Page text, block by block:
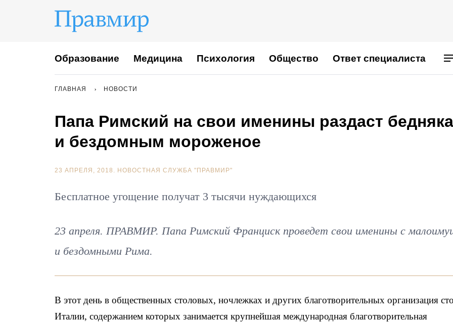
Образование Медицина Психология Общество Ответ специалиста
ГЛАВНАЯ НОВОСТИ
Папа Римский на свои именины раздаст
и бездомным мороженое
23 АПРЕЛЯ, 2018. НОВОСТНАЯ СЛУЖБА "ПРАВМИР"
Бесплатное угощение получат 3 тысячи нуждающихся
23 апреля. ПРАВМИР. Папа Римский Франциск проведет свои именины с
и бездомными Рима.
В этот день в общественных столовых, ночлежках и других благотворительных организация
Италии, содержанием которых занимается крупнейшая международная благотворительная